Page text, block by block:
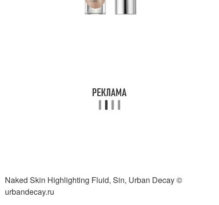
Naked Skin Highlighting Fluid, Sin, Urban Decay ©
urbandecay.ru